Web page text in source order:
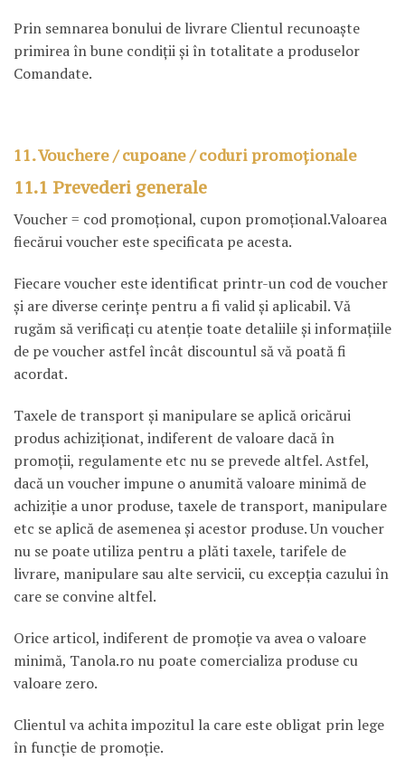
Prin semnarea bonului de livrare Clientul recunoaşte
primirea în bune condiţii şi în totalitate a produselor
Comandate.
11. Vouchere / cupoane / coduri promoţionale
11.1 Prevederi generale
Voucher = cod promoţional, cupon promoţional.Valoarea
fiecărui voucher este specificata pe acesta.
Fiecare voucher este identificat printr-un cod de voucher
şi are diverse cerinţe pentru a fi valid şi aplicabil. Vă
rugăm să verificaţi cu atenţie toate detaliile şi informaţiile
de pe voucher astfel încât discountul să vă poată fi
acordat.
Taxele de transport şi manipulare se aplică oricărui
produs achiziţionat, indiferent de valoare dacă în
promoţii, regulamente etc nu se prevede altfel. Astfel,
dacă un voucher impune o anumită valoare minimă de
achiziţie a unor produse, taxele de transport, manipulare
etc se aplică de asemenea şi acestor produse. Un voucher
nu se poate utiliza pentru a plăti taxele, tarifele de
livrare, manipulare sau alte servicii, cu excepţia cazului în
care se convine altfel.
Orice articol, indiferent de promoţie va avea o valoare
minimă, Tanola.ro nu poate comercializa produse cu
valoare zero.
Clientul va achita impozitul la care este obligat prin lege
în funcţie de promoţie.